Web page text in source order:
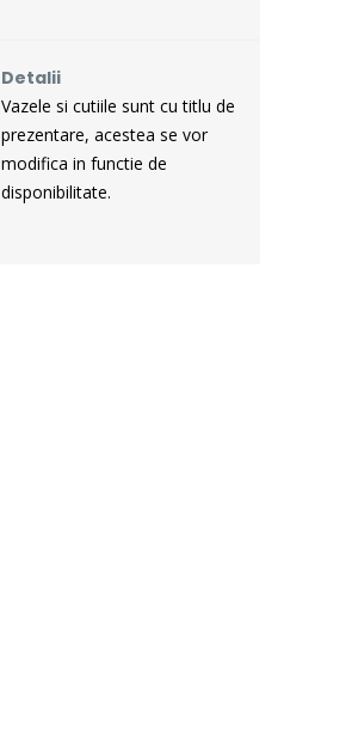
Detalii
Vazele si cutiile sunt cu titlu de
prezentare, acestea se vor
modifica in functie de
disponibilitate.